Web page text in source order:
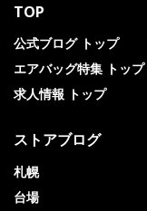
TOP
公式ブログ トップ
エアバッグ特集 トップ
求人情報 トップ
ストアブログ
札幌
台場